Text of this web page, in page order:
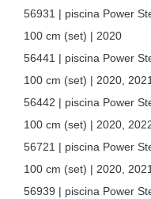
56931 | piscina Power
100 cm (set) | 2020
56441 | piscina Power
100 cm (set) | 2020,
56442 | piscina Power
100 cm (set) | 2020,
56721 | piscina Power
100 cm (set) | 2020,
56939 | piscina Power